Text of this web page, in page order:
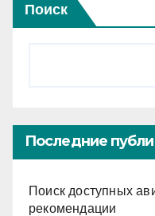
Поиск
Последние
Поиск доступных
рекомендации